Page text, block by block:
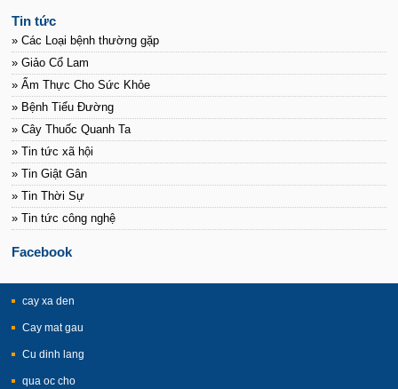
Tin tức
» Các Loại bệnh thường gặp
» Giảo Cổ Lam
» Ẩm Thực Cho Sức Khỏe
» Bệnh Tiểu Đường
» Cây Thuốc Quanh Ta
» Tin tức xã hội
» Tin Giật Gân
» Tin Thời Sự
» Tin tức công nghệ
Facebook
cay xa den
Cay mat gau
Cu dinh lang
qua oc cho